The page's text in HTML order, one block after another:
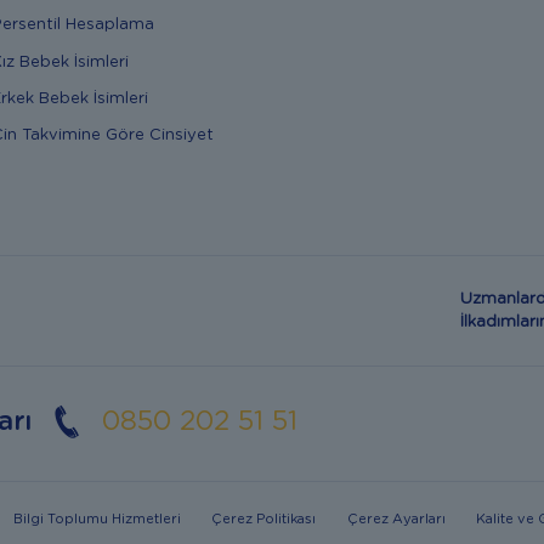
Hesaplama
Bebek İsimleri
Bebek İsimleri
Takvimine Göre Cinsiyet
0850 202 51 51
Bilgi Toplumu Hizmetleri Çerez Politikası Çerez Ayarları Kalite ve